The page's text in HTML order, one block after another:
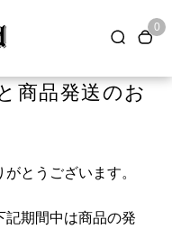
0
商品発送のお
とうございます。
記期間中は商品の発